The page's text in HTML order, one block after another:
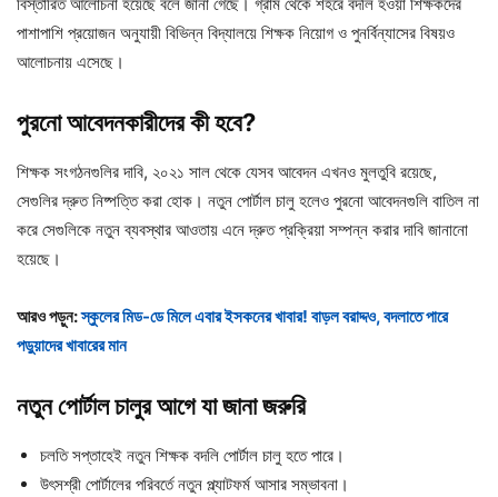
বিস্তারিত আলোচনা হয়েছে বলে জানা গেছে। গ্রাম থেকে শহরে বদলি হওয়া শিক্ষকদের
পাশাপাশি প্রয়োজন অনুযায়ী বিভিন্ন বিদ্যালয়ে শিক্ষক নিয়োগ ও পুনর্বিন্যাসের বিষয়ও
আলোচনায় এসেছে।
পুরনোআবেদনকারীদেরকীহবে?
শিক্ষক সংগঠনগুলির দাবি, ২০২১ সাল থেকে যেসব আবেদন এখনও মুলতুবি রয়েছে,
সেগুলির দ্রুত নিষ্পত্তি করা হোক। নতুন পোর্টাল চালু হলেও পুরনো আবেদনগুলি বাতিল না
করে সেগুলিকে নতুন ব্যবস্থার আওতায় এনে দ্রুত প্রক্রিয়া সম্পন্ন করার দাবি জানানো
হয়েছে।
আরও পড়ুন:স্কুলের মিড-ডে মিলে এবার ইসকনের খাবার! বাড়ল বরাদ্দও, বদলাতে পারে
পড়ুয়াদের খাবারের মান
নতুনপোর্টালচালুরআগেযাজানাজরুরি
চলতি সপ্তাহেই নতুন শিক্ষক বদলি পোর্টাল চালু হতে পারে।
উৎসশ্রী পোর্টালের পরিবর্তে নতুন প্ল্যাটফর্ম আসার সম্ভাবনা।